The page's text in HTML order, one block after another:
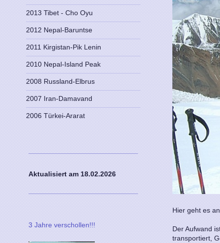
Hier geht es
Der Aufwand
transportiert,
2013 Tibet - Cho Oyu
2012 Nepal-Baruntse
2011 Kirgistan-Pik Lenin
2010 Nepal-Island Peak
2008 Russland-Elbrus
2007 Iran-Damavand
2006 Türkei-Ararat
Aktualisiert am 18.02.2026
3 Jahre verschollen!!!